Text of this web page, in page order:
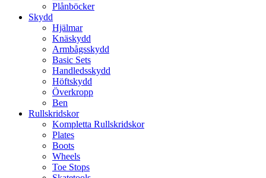
Plånböcker
Skydd
Hjälmar
Knäskydd
Armbågsskydd
Basic Sets
Handledsskydd
Höftskydd
Överkropp
Ben
Rullskridskor
Kompletta Rullskridskor
Plates
Boots
Wheels
Toe Stops